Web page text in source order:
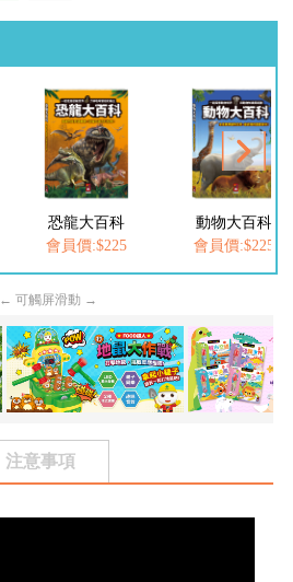
恐龍大百科
會員價:$225
動物大百科
會員價:$225
← 可觸屏滑動 →
注意事項